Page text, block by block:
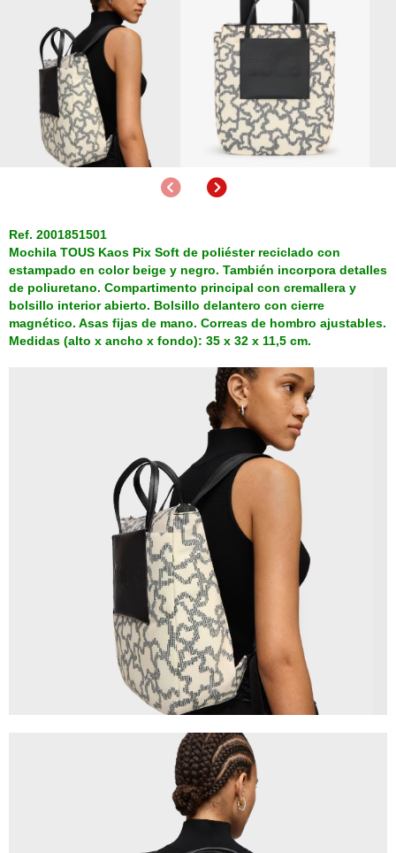
AnteriorSiguiente
Ref. 2001851501
Mochila TOUS Kaos Pix Soft de poliéster reciclado con
estampado en color beige y negro. También incorpora detalles
de poliuretano. Compartimento principal con cremallera y
bolsillo interior abierto. Bolsillo delantero con cierre
magnético. Asas fijas de mano. Correas de hombro ajustables.
Medidas (alto x ancho x fondo): 35 x 32 x 11,5 cm.